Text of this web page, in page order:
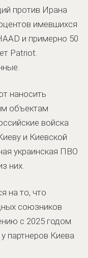
против Ирана
имевшихся
и примерно 50
Patriot.
наносить
объектам
войска
и Киевской
украинская ПВО
них.
на то, что
союзников
с 2025 годом.
партнеров Киева